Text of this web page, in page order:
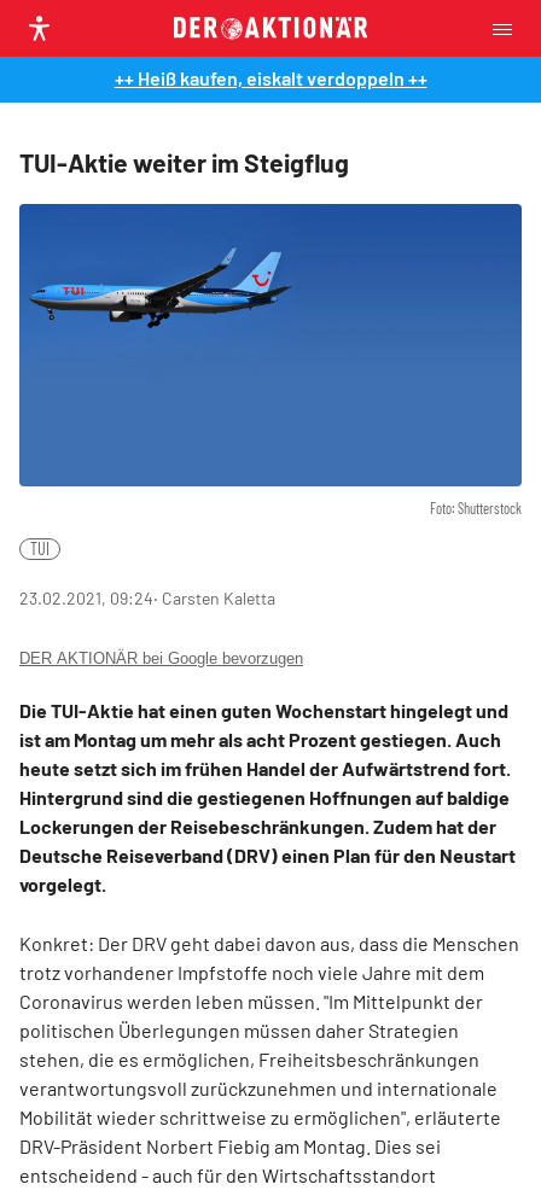
++ Heiß kaufen, eiskalt verdoppeln ++
TUI-Aktie weiter im Steigflug
Foto: Shutterstock
TUI
23.02.2021, 09:24‧ Carsten Kaletta
DER AKTIONÄR bei Google bevorzugen
Die TUI-Aktie hat einen guten Wochenstart hingelegt und
ist am Montag um mehr als acht Prozent gestiegen. Auch
heute setzt sich im frühen Handel der Aufwärtstrend fort.
Hintergrund sind die gestiegenen Hoffnungen auf baldige
Lockerungen der Reisebeschränkungen. Zudem hat der
Deutsche Reiseverband (DRV) einen Plan für den Neustart
vorgelegt.
Konkret: Der DRV geht dabei davon aus, dass die Menschen
trotz vorhandener Impfstoffe noch viele Jahre mit dem
Coronavirus werden leben müssen. "Im Mittelpunkt der
politischen Überlegungen müssen daher Strategien
stehen, die es ermöglichen, Freiheitsbeschränkungen
verantwortungsvoll zurückzunehmen und internationale
Mobilität wieder schrittweise zu ermöglichen", erläuterte
DRV-Präsident Norbert Fiebig am Montag. Dies sei
entscheidend - auch für den Wirtschaftsstandort